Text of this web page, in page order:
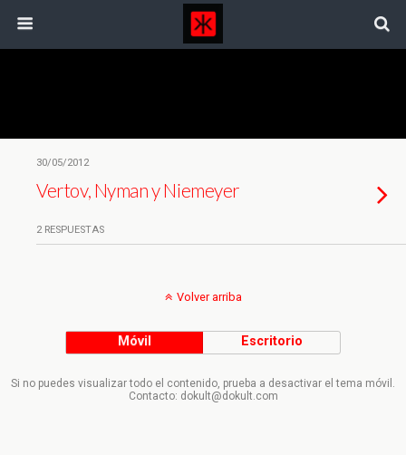
30/05/2012
Vertov, Nyman y Niemeyer
2 RESPUESTAS
Volver arriba
Móvil Escritorio
Si no puedes visualizar todo el contenido, prueba a desactivar el tema móvil.
Contacto: dokult@dokult.com